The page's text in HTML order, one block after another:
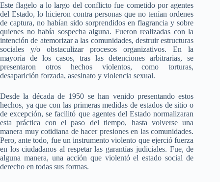
Este flagelo a lo largo del conflicto fue cometido por agentes
del Estado, lo hicieron contra personas que no tenían ordenes
de captura, no habían sido sorprendidos en flagrancia y sobre
quienes no había sospecha alguna. Fueron realizadas con la
intención de atemorizar a las comunidades, destruir estructuras
sociales y/o obstaculizar procesos organizativos. En la
mayoría de los casos, tras las detenciones arbitrarias, se
presentaron otros hechos violentos, como torturas,
desaparición forzada, asesinato y violencia sexual.
Desde la década de 1950 se han venido presentando estos
hechos, ya que con las primeras medidas de estados de sitio o
de excepción, se facilitó que agentes del Estado normalizaran
esta práctica con el paso del tiempo, hasta volverse una
manera muy cotidiana de hacer presiones en las comunidades.
Pero, ante todo, fue un instrumento violento que ejerció fuerza
en los ciudadanos al respetar las garantías judiciales. Fue, de
alguna manera, una acción que violentó el estado social de
derecho en todas sus formas.